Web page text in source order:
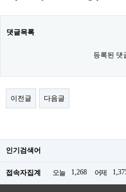
댓글목록
등록된 댓
이전글 다음글
인기검색어
접속자집계 오늘 1,268 어제